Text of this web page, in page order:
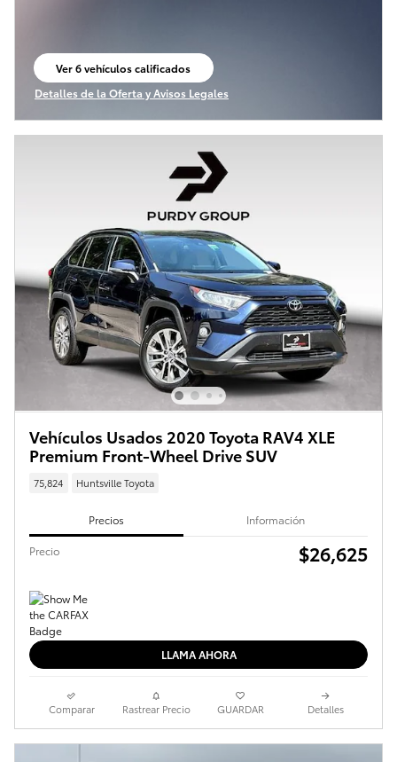
Ver 6 vehículos calificados
Detalles de la Oferta y Avisos Legales
Open Incentive Modal
Vehículos Usados 2020 Toyota RAV4 XLE
Premium Front-Wheel Drive SUV
75,824 Huntsville Toyota
Precios Información
Precio $26,625
LLAMA AHORA
Comparar Rastrear Precio GUARDAR Detalles